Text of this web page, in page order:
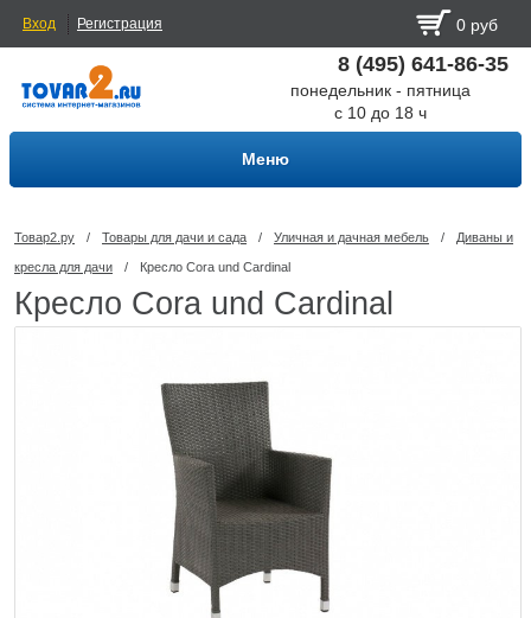
Вход Регистрация 0 руб
8 (495) 641-86-35
понедельник - пятница
с 10 до 18 ч
Меню
Товар2.ру / Товары для дачи и сада / Уличная и дачная мебель / Диваны и
кресла для дачи / Кресло Cora und Cardinal
Кресло Cora und Cardinal